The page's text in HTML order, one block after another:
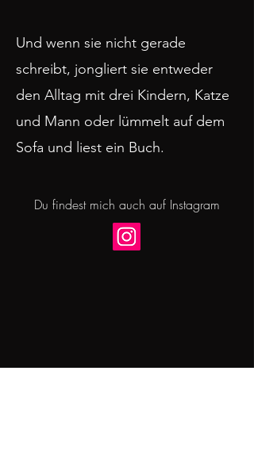
Und wenn sie nicht gerade
schreibt, jongliert sie entweder
den Alltag mit drei Kindern, Katze
und Mann oder lümmelt auf dem
Sofa und liest ein Buch.
Du findest mich auch auf Instagram